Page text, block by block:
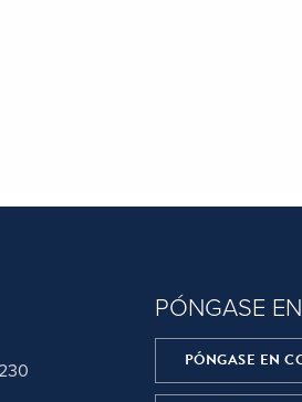
PÓNGASE
PÓNGASE EN